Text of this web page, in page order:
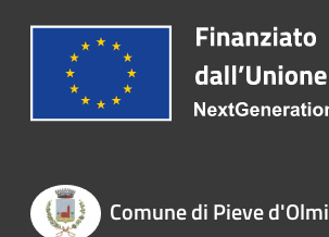
Comune di Pieve d'Olmi